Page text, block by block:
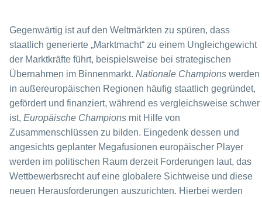
Gegenwärtig ist auf den Weltmärkten zu spüren, dass
staatlich generierte „Marktmacht“ zu einem Ungleichgewicht
der Marktkräfte führt, beispielsweise bei strategischen
Übernahmen im Binnenmarkt. Nationale Champions werden
in außereuropäischen Regionen häufig staatlich gegründet,
gefördert und finanziert, während es vergleichsweise schwer
ist, Europäische Champions mit Hilfe von
Zusammenschlüssen zu bilden. Eingedenk dessen und
angesichts geplanter Megafusionen europäischer Player
werden im politischen Raum derzeit Forderungen laut, das
Wettbewerbsrecht auf eine globalere Sichtweise und diese
neuen Herausforderungen auszurichten. Hierbei werden